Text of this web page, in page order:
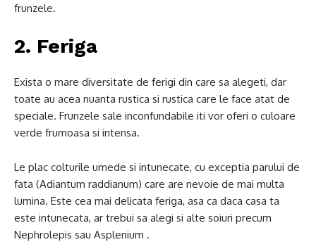
frunzele.
2. Feriga
Exista o mare diversitate de ferigi din care sa alegeti, dar
toate au acea nuanta rustica si rustica care le face atat de
speciale. Frunzele sale inconfundabile iti vor oferi o culoare
verde frumoasa si intensa.
Le plac colturile umede si intunecate, cu exceptia parului de
fata (Adiantum raddianum) care are nevoie de mai multa
lumina. Este cea mai delicata feriga, asa ca daca casa ta
este intunecata, ar trebui sa alegi si alte soiuri precum
Nephrolepis sau Asplenium .